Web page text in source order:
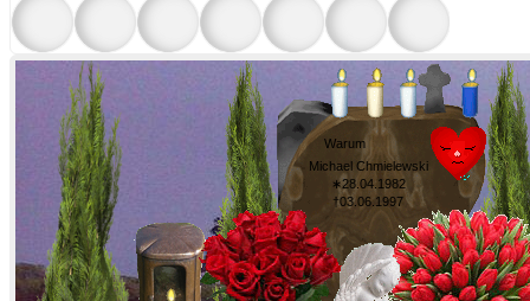
Warum
Michael Chmielewski
∗28.04.1982
†03.06.1997